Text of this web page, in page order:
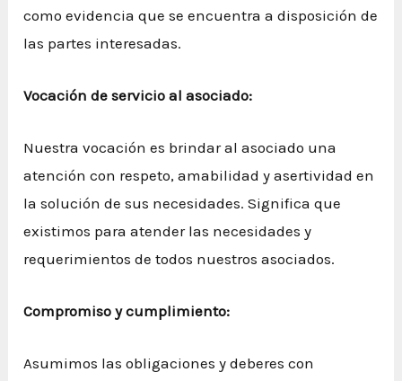
como evidencia que se encuentra a disposición de
las partes interesadas.
Vocación de servicio al asociado:
Nuestra vocación es brindar al asociado una
atención con respeto, amabilidad y asertividad en
la solución de sus necesidades. Significa que
existimos para atender las necesidades y
requerimientos de todos nuestros asociados.
Compromiso y cumplimiento:
Asumimos las obligaciones y deberes con